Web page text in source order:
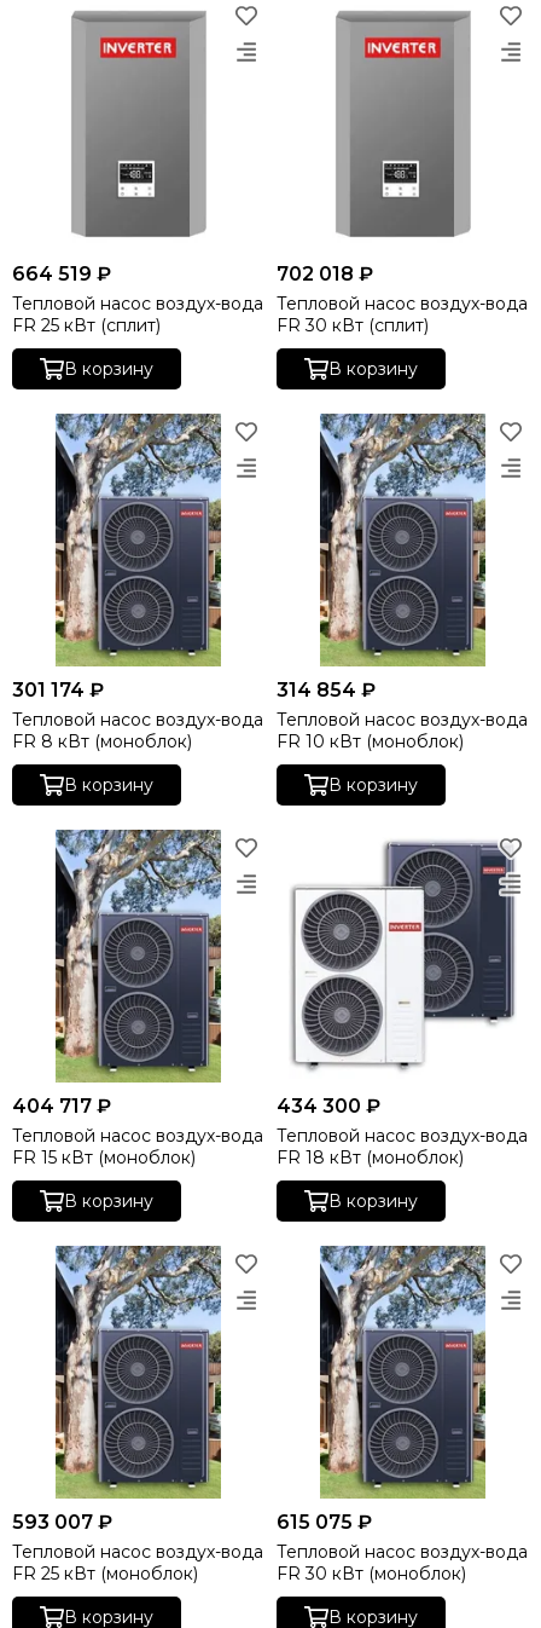
664 519 ₽
Тепловой насос воздух-вода
FR 25 кВт (сплит)
В корзину
702 018 ₽
Тепловой насос воздух-вода
FR 30 кВт (сплит)
В корзину
301 174 ₽
Тепловой насос воздух-вода
FR 8 кВт (моноблок)
В корзину
314 854 ₽
Тепловой насос воздух-вода
FR 10 кВт (моноблок)
В корзину
404 717 ₽
Тепловой насос воздух-вода
FR 15 кВт (моноблок)
В корзину
434 300 ₽
Тепловой насос воздух-вода
FR 18 кВт (моноблок)
В корзину
593 007 ₽
Тепловой насос воздух-вода
FR 25 кВт (моноблок)
В корзину
615 075 ₽
Тепловой насос воздух-вода
FR 30 кВт (моноблок)
В корзину